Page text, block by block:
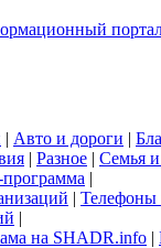
| Авто и дороги |
| Разное | Семья и
|
| Телефоны
|
на SHADR.info |